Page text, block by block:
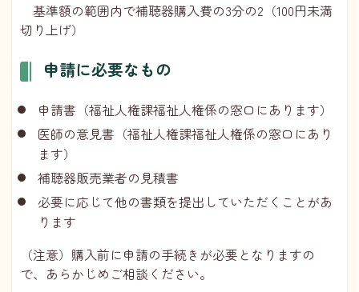
基準額の範囲内で補聴器購入費の3分の2（100円未満
切り上げ）
申請に必要なもの
申請書（福祉人権課福祉人権係の窓口にあります）
医師の意見書（福祉人権課福祉人権係の窓口にあり
ます）
補聴器販売業者の見積書
必要に応じて他の書類を提出していただくことがあ
ります
（注意）購入前に申請の手続きが必要となりますの
で、あらかじめご相談ください。